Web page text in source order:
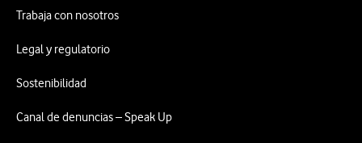
Trabaja con nosotros
Legal y regulatorio
Sostenibilidad
Canal de denuncias – Speak Up